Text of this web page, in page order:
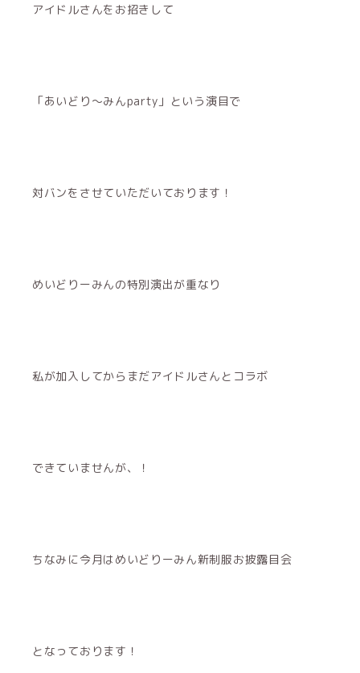
アイドルさんをお招きして
「あいどり〜みんparty」という演目で
対バンをさせていただいております！
めいどりーみんの特別演出が重なり
私が加入してからまだアイドルさんとコラボ
できていませんが、！
ちなみに今月はめいどりーみん新制服お披露目会
となっております！